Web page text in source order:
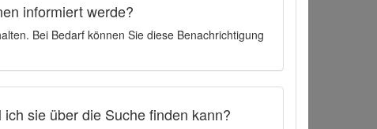
informiert werde?
Bei Bedarf können Sie diese Benachrichtigung
sie über die Suche finden kann?